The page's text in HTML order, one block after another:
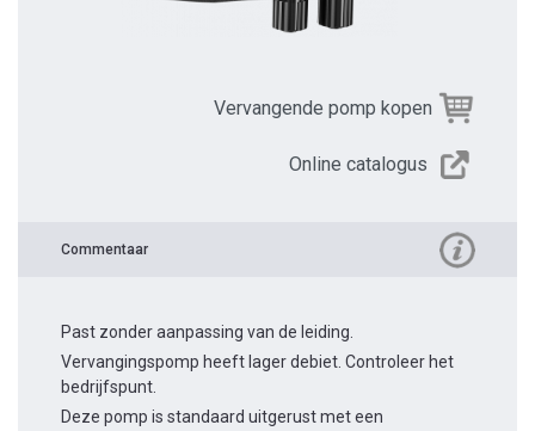
Vervangende pomp kopen
Online catalogus
Commentaar
Past zonder aanpassing van de leiding.
Vervangingspomp heeft lager debiet. Controleer het
bedrijfspunt.
Deze pomp is standaard uitgerust met een